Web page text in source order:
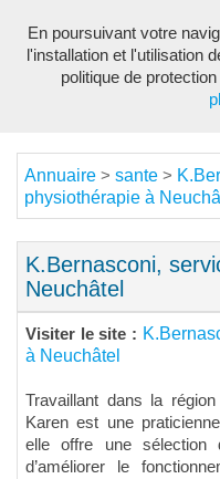
Annuaire > sante >
physiothérapie à
K.Bernasconi,
Neuchâtel
Visiter le site :
à Neuchâtel
Travaillant dans la
Karen est une
elle offre une sélection
d’améliorer le
En poursuivant votre
l'installation et l'utilisation
politique de